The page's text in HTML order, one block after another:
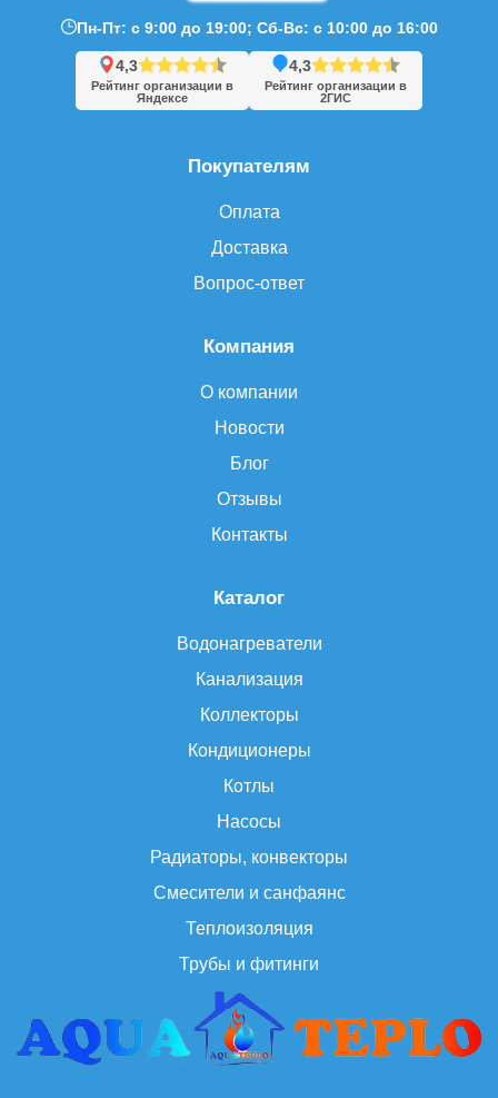
Каталог
Водонагреватели
Канализация
Коллекторы
Кондиционеры
Котлы
Насосы
Радиаторы, конвекторы
Смесители и санфаянс
Теплоизоляция
Трубы и фитинги
Компания
О компании
Новости
Блог
Отзывы
Контакты
Покупателям
Оплата
Доставка
Вопрос-ответ
Пн-Пт: с 9:00 до 19:00; Сб-Вс: с 10:00 до 16:00
4,3
Рейтинг организации в
Яндексе
4,3
Рейтинг организации в
2ГИС